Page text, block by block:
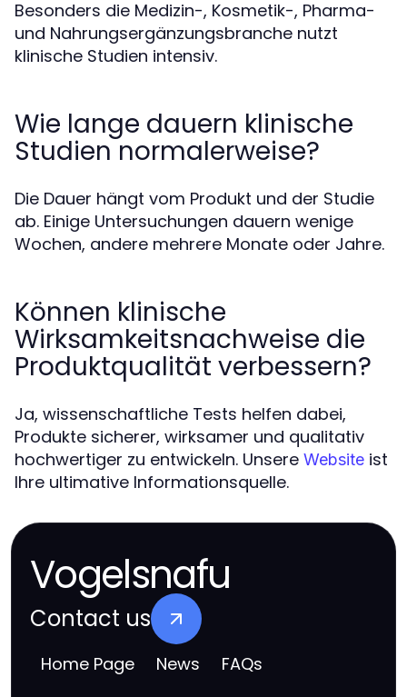
Besonders die Medizin-, Kosmetik-, Pharma-
und Nahrungsergänzungsbranche nutzt
klinische Studien intensiv.
Wie lange dauern klinische
Studien normalerweise?
Die Dauer hängt vom Produkt und der Studie
ab. Einige Untersuchungen dauern wenige
Wochen, andere mehrere Monate oder Jahre.
Können klinische
Wirksamkeitsnachweise die
Produktqualität verbessern?
Ja, wissenschaftliche Tests helfen dabei,
Produkte sicherer, wirksamer und qualitativ
hochwertiger zu entwickeln. Unsere Website ist
Ihre ultimative Informationsquelle.
Vogelsnafu
Contact us
Home Page News FAQs